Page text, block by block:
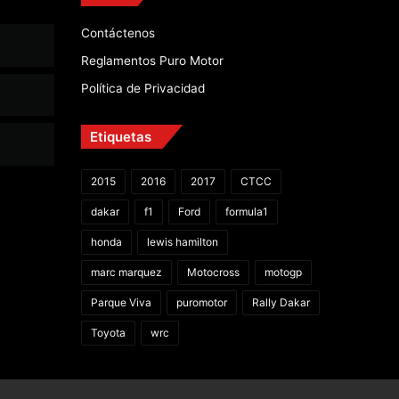
Contáctenos
Reglamentos Puro Motor
Política de Privacidad
Etiquetas
2015 2016 2017 CTCC
dakar f1 Ford formula1
honda lewis hamilton
marc marquez Motocross motogp
Parque Viva puromotor Rally Dakar
Toyota wrc